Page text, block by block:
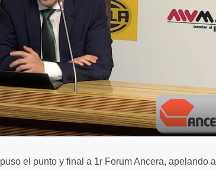
puso el punto y final a 1r Forum Ancera, apelando al